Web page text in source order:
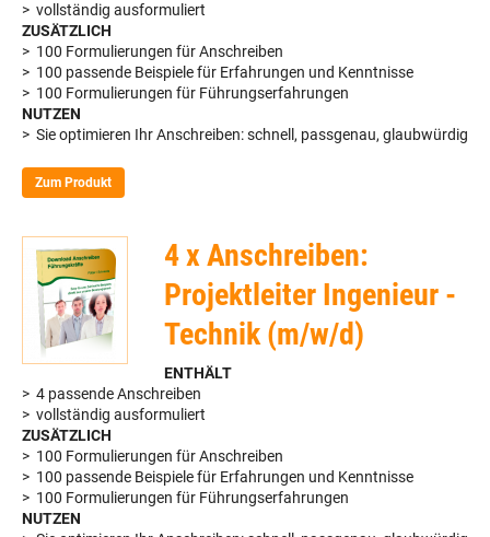
> vollständig ausformuliert
ZUSÄTZLICH
> 100 Formulierungen für Anschreiben
> 100 passende Beispiele für Erfahrungen und Kenntnisse
> 100 Formulierungen für Führungserfahrungen
NUTZEN
> Sie optimieren Ihr Anschreiben: schnell, passgenau, glaubwürdig
Zum Produkt
4 x Anschreiben:
Projektleiter Ingenieur -
Technik (m/w/d)
ENTHÄLT
> 4 passende Anschreiben
> vollständig ausformuliert
ZUSÄTZLICH
> 100 Formulierungen für Anschreiben
> 100 passende Beispiele für Erfahrungen und Kenntnisse
> 100 Formulierungen für Führungserfahrungen
NUTZEN